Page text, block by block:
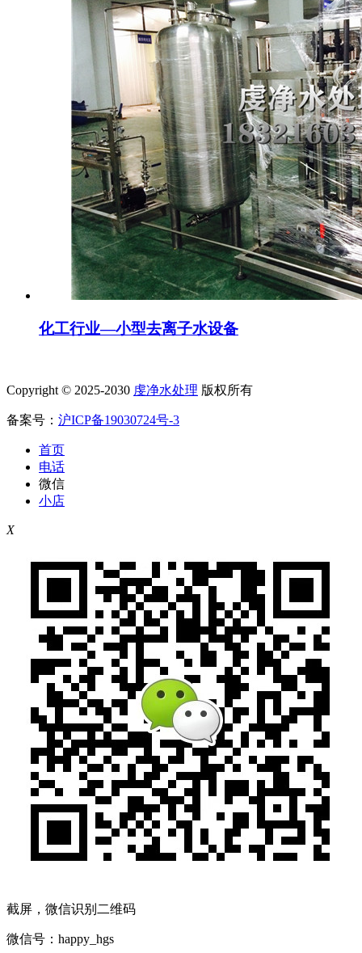
化工行业—小型去离子水设备
Copyright © 2025-2030 虔净水处理 版权所有
备案号： 沪ICP备19030724号-3
首页
电话
微信
小店
X
截屏，微信识别二维码
微信号： happy_hgs